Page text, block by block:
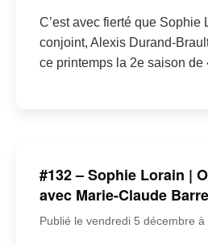
C’est avec fierté que Sophie
conjoint, Alexis Durand-
ce printemps la 2e saison de
#132 – Sophie Lorain |
avec Marie-Claude
Publié le vendredi 5 décembre à